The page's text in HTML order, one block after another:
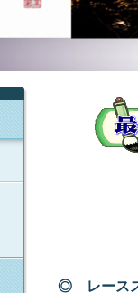
◎ レース